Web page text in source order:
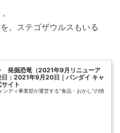
。ステゴザウルスもいる
発掘恐竜（2021年9月リニューア
日：2021年9月20日｜バンダイ キャ
イト
ンディ事業部が運営する“食品・おかし”の情